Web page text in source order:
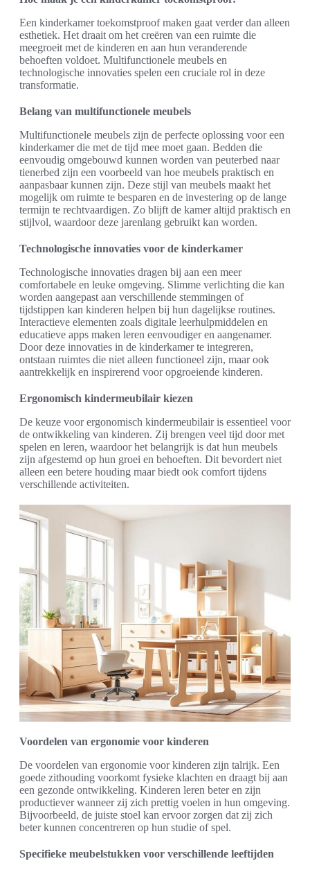
Een kinderkamer toekomstproof maken gaat verder dan alleen
esthetiek. Het draait om het creëren van een ruimte die
meegroeit met de kinderen en aan hun veranderende
behoeften voldoet. Multifunctionele meubels en
technologische innovaties spelen een cruciale rol in deze
transformatie.
Belang van multifunctionele meubels
Multifunctionele meubels zijn de perfecte oplossing voor een
kinderkamer die met de tijd mee moet gaan. Bedden die
eenvoudig omgebouwd kunnen worden van peuterbed naar
tienerbed zijn een voorbeeld van hoe meubels praktisch en
aanpasbaar kunnen zijn. Deze stijl van meubels maakt het
mogelijk om ruimte te besparen en de investering op de lange
termijn te rechtvaardigen. Zo blijft de kamer altijd praktisch en
stijlvol, waardoor deze jarenlang gebruikt kan worden.
Technologische innovaties voor de kinderkamer
Technologische innovaties dragen bij aan een meer
comfortabele en leuke omgeving. Slimme verlichting die kan
worden aangepast aan verschillende stemmingen of
tijdstippen kan kinderen helpen bij hun dagelijkse routines.
Interactieve elementen zoals digitale leerhulpmiddelen en
educatieve apps maken leren eenvoudiger en aangenamer.
Door deze innovaties in de kinderkamer te integreren,
ontstaan ruimtes die niet alleen functioneel zijn, maar ook
aantrekkelijk en inspirerend voor opgroeiende kinderen.
Ergonomisch kindermeubilair kiezen
De keuze voor ergonomisch kindermeubilair is essentieel voor
de ontwikkeling van kinderen. Zij brengen veel tijd door met
spelen en leren, waardoor het belangrijk is dat hun meubels
zijn afgestemd op hun groei en behoeften. Dit bevordert niet
alleen een betere houding maar biedt ook comfort tijdens
verschillende activiteiten.
Voordelen van ergonomie voor kinderen
De voordelen van ergonomie voor kinderen zijn talrijk. Een
goede zithouding voorkomt fysieke klachten en draagt bij aan
een gezonde ontwikkeling. Kinderen leren beter en zijn
productiever wanneer zij zich prettig voelen in hun omgeving.
Bijvoorbeeld, de juiste stoel kan ervoor zorgen dat zij zich
beter kunnen concentreren op hun studie of spel.
Specifieke meubelstukken voor verschillende leeftijden